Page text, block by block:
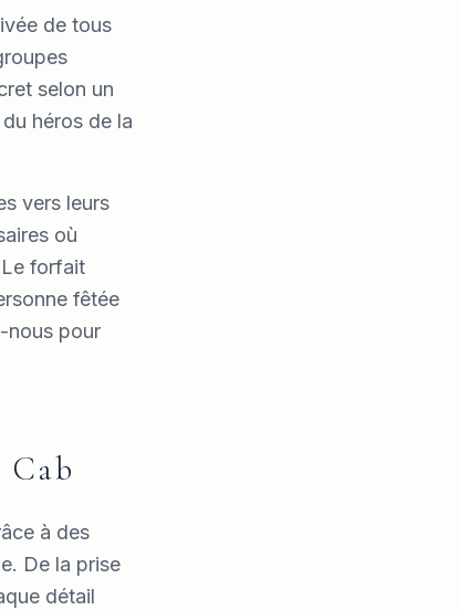
de tous
selon un
héros de la
vers leurs
où
forfait
fêtée
nous pour
à des
De la prise
détail